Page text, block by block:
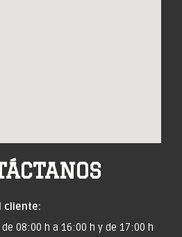
cliente:
de 08:00 h a 16:00 h y de 17:00 h